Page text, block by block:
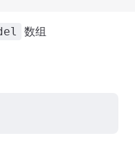
数组